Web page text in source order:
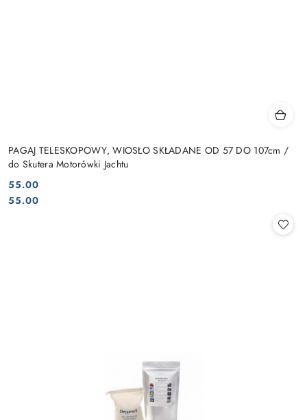
PAGAJ TELESKOPOWY, WIOSŁO SKŁADANE OD 57 DO 107cm /
do Skutera Motorówki Jachtu
Cena:
55.00
Cena:
55.00